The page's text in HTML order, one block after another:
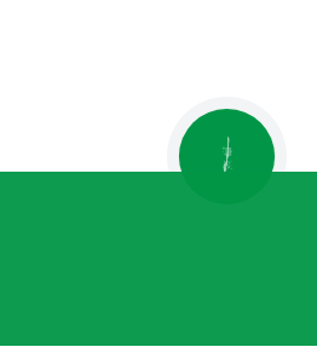
КНОПКА
ЗВ'ЯЗКУ